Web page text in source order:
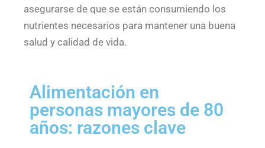
asegurarse de que se están consumiendo los
nutrientes necesarios para mantener una buena
salud y calidad de vida.
Alimentación en
personas mayores de 80
años: razones clave